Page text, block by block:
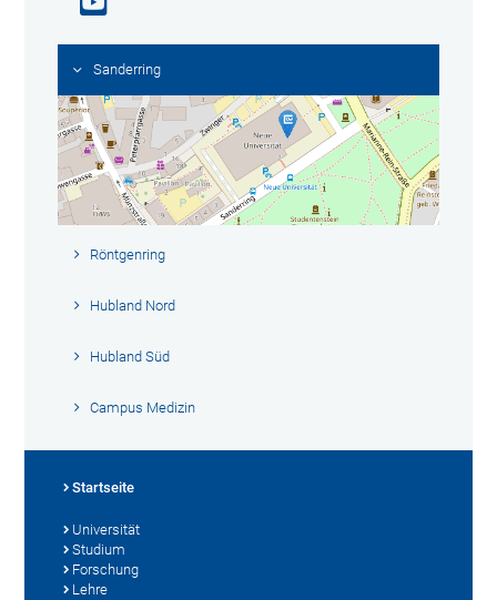
Sanderring
Röntgenring
Hubland Nord
Hubland Süd
Campus Medizin
Startseite
Universität
Studium
Forschung
Lehre